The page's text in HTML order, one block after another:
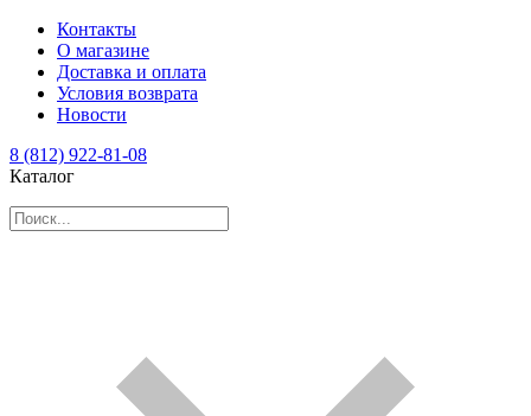
Контакты
О магазине
Доставка и оплата
Условия возврата
Новости
8 (812) 922-81-08
Каталог